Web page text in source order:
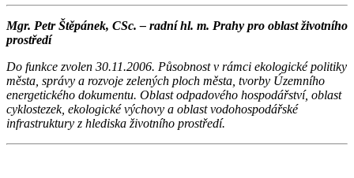
Mgr. Petr Štěpánek, CSc. – radní hl. m. Prahy pro oblast životního
prostředí
Do funkce zvolen 30.11.2006. Působnost v rámci ekologické politiky
města, správy a rozvoje zelených ploch města, tvorby Územního
energetického dokumentu. Oblast odpadového hospodářství, oblast
cyklostezek, ekologické výchovy a oblast vodohospodářské
infrastruktury z hlediska životního prostředí.